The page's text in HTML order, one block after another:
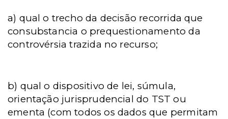
a) qual o trecho da decisão recorrida que
consubstancia o prequestionamento da
controvérsia trazida no recurso;
b) qual o dispositivo de lei, súmula,
orientação jurisprudencial do TST ou
ementa (com todos os dados que permitam